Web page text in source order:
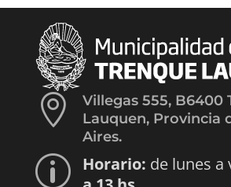

Villegas 555, B6400
Lauquen, Provincia
Aires.
p Horario: de lunes a